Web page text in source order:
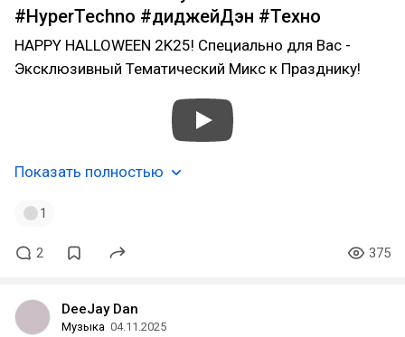
#HyperTechno #диджейДэн #Техно
HAPPY HALLOWEEN 2K25! Специально для Вас -
Эксклюзивный Тематический Микс к Празднику!
Показать полностью
1
2 375
DeeJay Dan
Музыка 04.11.2025